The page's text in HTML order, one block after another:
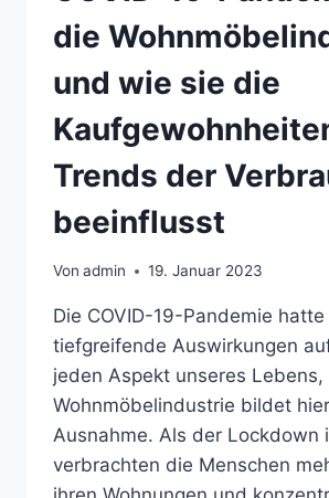
die
und wie sie die
Trends der
beeinflusst
Von admin 19. Januar 2023
Die COVID-19-Pandemie hatte
tiefgreifende Auswirkungen
jeden Aspekt unseres Lebens,
Wohnmöbelindustrie bildet
Ausnahme. Als der Lockdown
verbrachten die Menschen